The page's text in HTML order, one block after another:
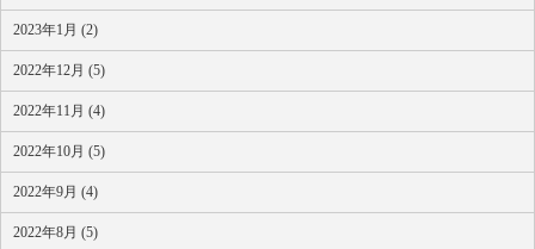
2023年1月 (2)
2022年12月 (5)
2022年11月 (4)
2022年10月 (5)
2022年9月 (4)
2022年8月 (5)